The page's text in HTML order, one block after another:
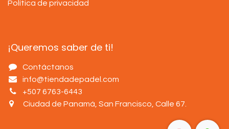
Política de privacidad
¡Queremos saber de ti!
Contáctanos
info@tiendadepadel.com
+507 6763-6443
Ciudad de Panamá, San Francisco, Calle 67